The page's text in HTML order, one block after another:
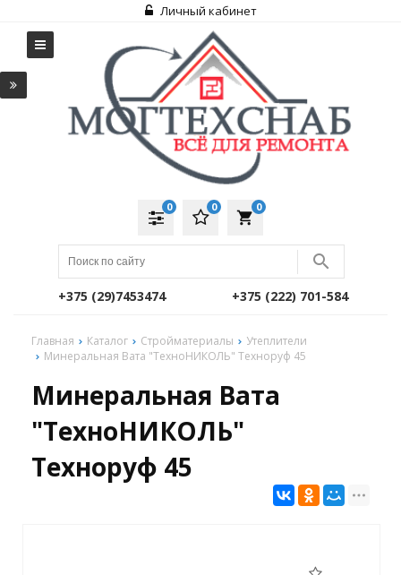
Личный кабинет
local_grocery_store
0
0
0
+375 (29)7453474 +375 (222) 701-584
Главная Каталог Стройматериалы
Утеплители
Минеральная Вата "ТехноНИКОЛЬ" Техноруф 45
Минеральная Вата
"ТехноНИКОЛЬ"
Техноруф 45